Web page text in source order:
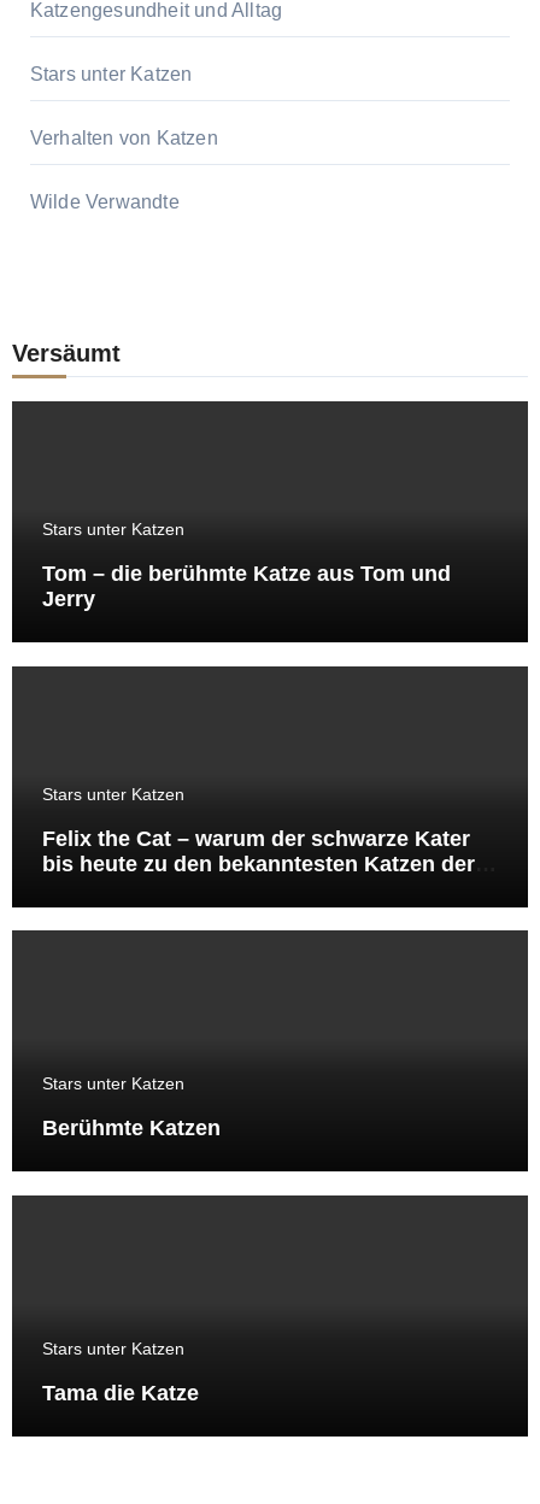
Katzengesundheit und Alltag
Stars unter Katzen
Verhalten von Katzen
Wilde Verwandte
Versäumt
Stars unter Katzen
Tom – die berühmte Katze aus Tom und
Jerry
Stars unter Katzen
Felix the Cat – warum der schwarze Kater
bis heute zu den bekanntesten Katzen der
Stars unter Katzen
Berühmte Katzen
Stars unter Katzen
Tama die Katze